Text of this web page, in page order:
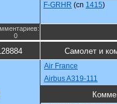
F-GRHR (cn 1415)
0
Самолет и
Air France
Airbus A319-111